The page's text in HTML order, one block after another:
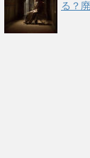
る？